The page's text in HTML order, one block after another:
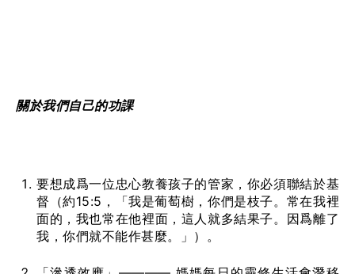
關於我們自己的功課
要想成爲一位忠心教養孩子的管家，你必須聯結於基
督（約15:5，「我是葡萄樹，你們是枝子。常在我裡
面的，我也常在他裡面，這人就多結果子。因爲離了
我，你們就不能作甚麼。」）。